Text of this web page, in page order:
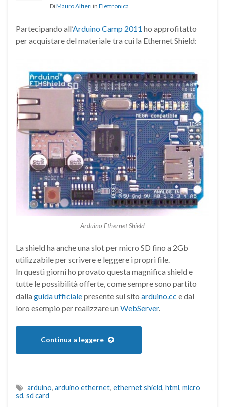
DiMauro Alfieri in Elettronica
Partecipando all’Arduino Camp 2011 ho approfitatto
per acquistare del materiale tra cui la Ethernet Shield:
Arduino Ethernet Shield
La shield ha anche una slot per micro SD fino a 2Gb
utilizzabile per scrivere e leggere i propri file.
In questi giorni ho provato questa magnifica shield e
tutte le possibilità offerte, come sempre sono partito
dalla guida ufficialepresente sul sito arduino.cc e dal
loro esempio per realizzare un WebServer.
Continua a leggere
arduino, arduino ethernet, ethernet shield, html, micro
sd, sd card